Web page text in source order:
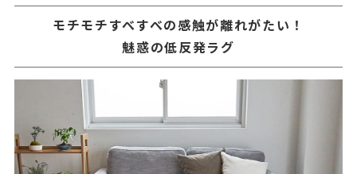
モチモチすべすべの感触が離れがたい！
魅惑の低反発ラグ